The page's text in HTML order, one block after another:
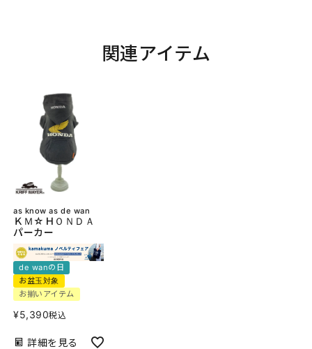
関連アイテム
as know as de wan
ＫＭ☆ＨＯＮＤＡ
パーカー
de wanの日
お盆玉対象
お揃いアイテム
¥5,390税込
詳細を見る